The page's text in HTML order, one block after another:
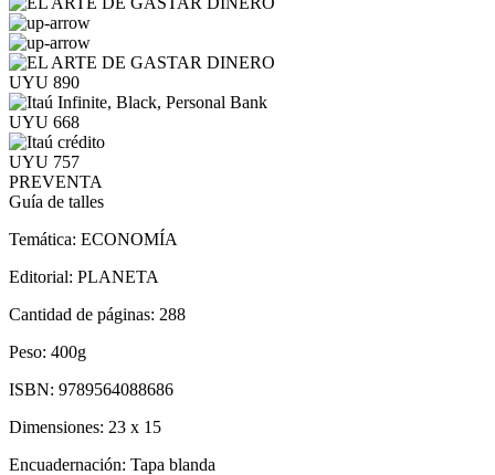
UYU 890
UYU 668
UYU 757
PREVENTA
Guía de talles
Temática: ECONOMÍA
Editorial: PLANETA
Cantidad de páginas: 288
Peso: 400g
ISBN: 9789564088686
Dimensiones: 23 x 15
Encuadernación: Tapa blanda